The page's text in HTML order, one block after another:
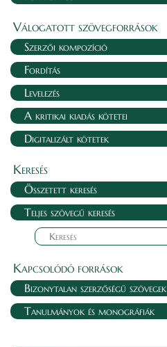
Válogatott szövegforrások
Szerzői kompozíció
Fordítás
Levelezés
A kritikai kiadás kötetei
Digitalizált kötetek
Keresés
Összetett keresés
Teljes szövegű keresés
Kapcsolódó források
Bizonytalan szerzőségű szövegek
Tanulmányok és monográfiák